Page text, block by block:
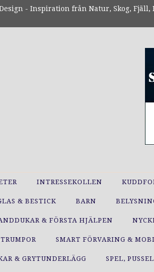
- Inspiration från Natur, Skog, Fjäll,
INTRESSEKOLLEN
& BESTICK BARN
& FÖRSTA HJÄLPEN
SMART FÖRVARING &
& GRYTUNDERLÄGG SPEL,